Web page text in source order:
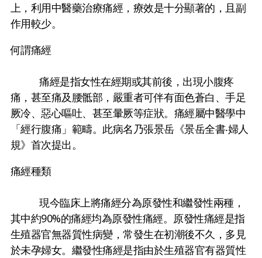
上，利用中醫藥治療痛經，療效是十分顯著的，且副
作用較少。
何謂痛經
痛經是指女性在經期或其前後，出現小腹疼
痛，甚至痛及腰骶部，嚴重者可伴有面色蒼白、手足
厥冷、惡心嘔吐、甚至暈厥等症狀。痛經屬中醫學中
「經行腹痛」範疇。此病名乃張景岳《景岳全書‧婦人
規》首次提出。
痛經種類
現今臨床上將痛經分為原發性和繼發性兩種，
其中約90%的痛經均為原發性痛經。原發性痛經是指
生殖器官無器質性病變，常發生在初潮後不久，多見
於未孕婦女。繼發性痛經是指由於生殖器官有器質性